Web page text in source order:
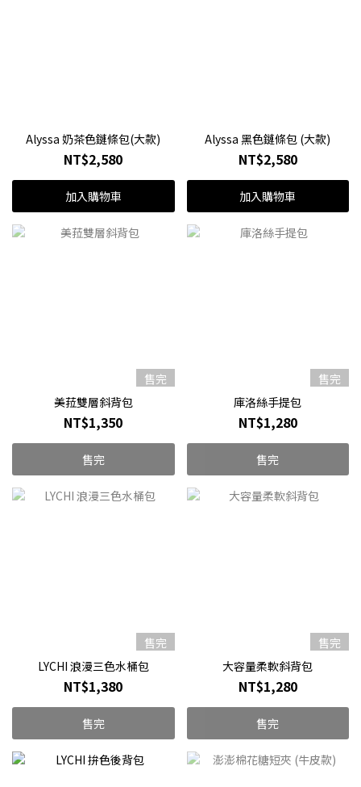
Alyssa 奶茶色鏈條包(大款)
NT$2,580
加入購物車
Alyssa 黑色鏈條包 (大款)
NT$2,580
加入購物車
售完
美菈雙層斜背包
NT$1,350
售完
售完
庫洛絲手提包
NT$1,280
售完
售完
LYCHI 浪漫三色水桶包
NT$1,380
售完
售完
大容量柔軟斜背包
NT$1,280
售完